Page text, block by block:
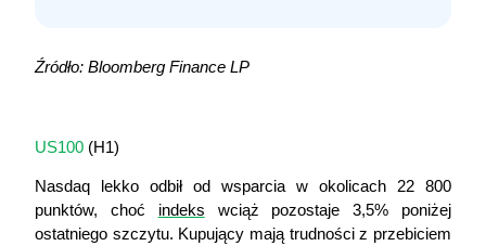
Źródło: Bloomberg Finance LP
US100 (H1)
Nasdaq lekko odbił od wsparcia w okolicach 22 800
punktów, choć indeks wciąż pozostaje 3,5% poniżej
ostatniego szczytu. Kupujący mają trudności z przebiciem